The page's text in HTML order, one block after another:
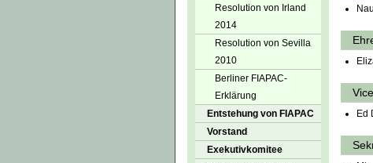
Resolution von Irland
2014
Resolution von Sevilla
2010
Berliner FIAPAC-
Erklärung
Entstehung von FIAPAC
Vorstand
Exekutivkomitee
Ed